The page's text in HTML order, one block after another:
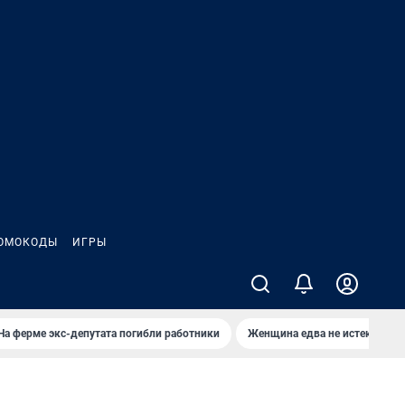
ИГРЫ
ферме экс-депутата погибли работники Женщина едва не истекла